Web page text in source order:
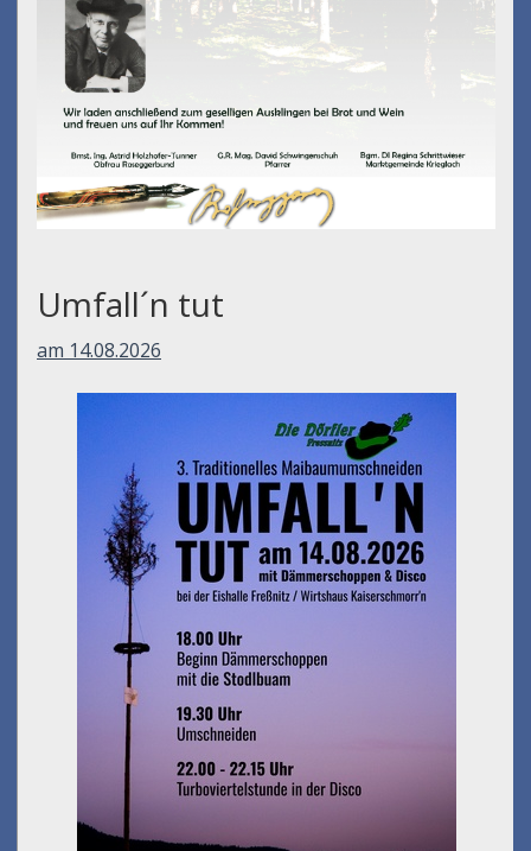
Umfall´n tut
am 14.08.2026